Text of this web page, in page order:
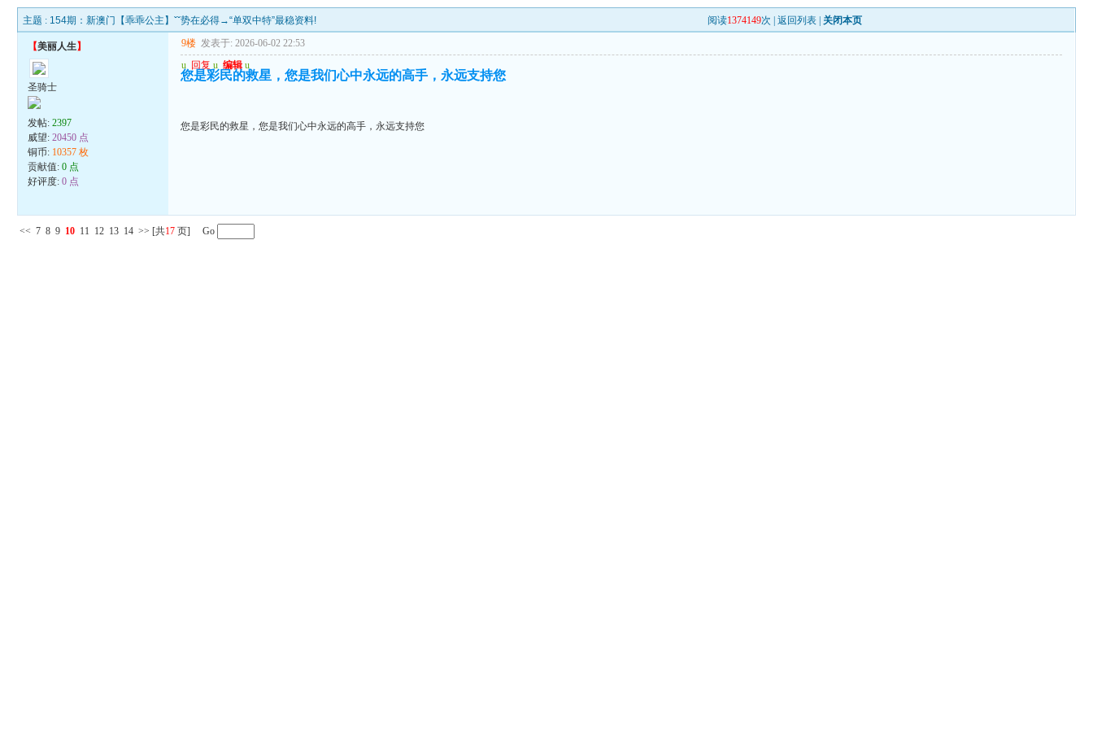
主题 : 154期：新澳门【乖乖公主】ˇˇ势在必得→“单双中特”最稳资料! 阅读1374149次 |返回列表 关闭本页
【美丽人生】
圣骑士
发帖:2397
威望:20450 点
铜币: 10357 枚
贡献值:0 点
好评度:0 点
9楼 发表于: 2026-06-02 22:53
u 回复 u 编辑 u
您是彩民的救星，您是我们心中永远的高手，永远支持您
您是彩民的救星，您是我们心中永远的高手，永远支持您
<< 7 8 9 10 11 12 13 14 >> [共17 页] Go